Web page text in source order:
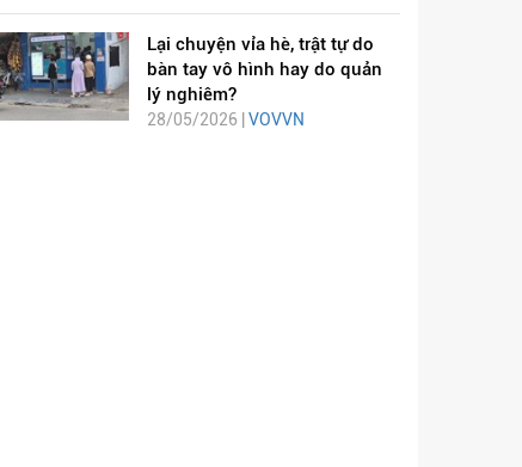
Lại chuyện vỉa hè, trật tự do
bàn tay vô hình hay do quản
lý nghiêm?
28/05/2026 | VOVVN